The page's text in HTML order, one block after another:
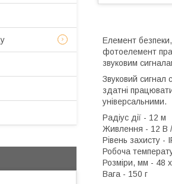
Елемент
фотоелемент
звуковим
Звуковий сигнал
здатні
універсальними.
Радіус дії - 12 м
Живлення - 12 В
Рівень захисту -
Робоча
Розміри, мм - 48
Вага - 150 г